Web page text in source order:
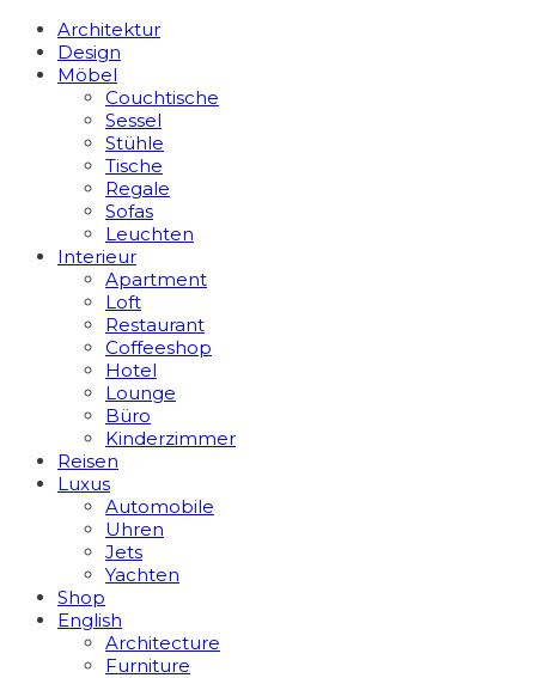
Architektur
Design
Möbel
Couchtische
Sessel
Stühle
Tische
Regale
Sofas
Leuchten
Interieur
Apart­ment
Loft
Restaurant
Coffeeshop
Hotel
Lounge
Büro
Kinderzimmer
Reisen
Luxus
Automobile
Uhren
Jets
Yachten
Shop
English
Architecture
Furniture